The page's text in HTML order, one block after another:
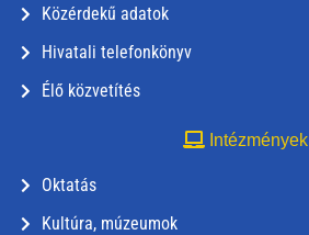
Közérdekű adatok
Hivatali telefonkönyv
Élő közvetítés
Intézmények
Oktatás
Kultúra, múzeumok